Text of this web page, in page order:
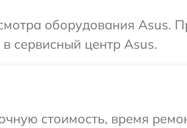
оборудования Asus.
сервисный центр Asus.
стоимость, время